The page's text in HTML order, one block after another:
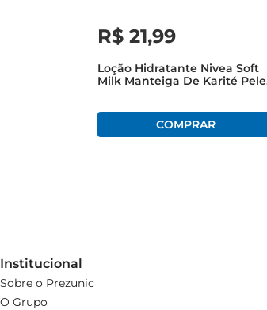
R$ 21,99
Loção Hidratante Nivea Soft
Milk Manteiga De Karité Pele
Institucional
Sobre o Prezunic
O Grupo